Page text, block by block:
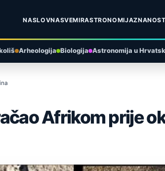
NASLOVNASVEMIRASTRONOMIJAZNANOST
Arheologija Biologija Astronomija u
Afrikom prije